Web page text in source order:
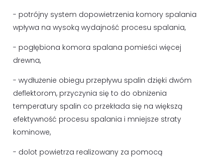
- potrójny system dopowietrzenia komory spalania
wpływa na wysoką wydajność procesu spalania,
- pogłębiona komora spalana pomieści więcej
drewna,
- wydłużenie obiegu przepływu spalin dzięki dwóm
deflektorom, przyczynia się to do obniżenia
temperatury spalin co przekłada się na większą
efektywność procesu spalania i mniejsze straty
kominowe,
- dolot powietrza realizowany za pomocą